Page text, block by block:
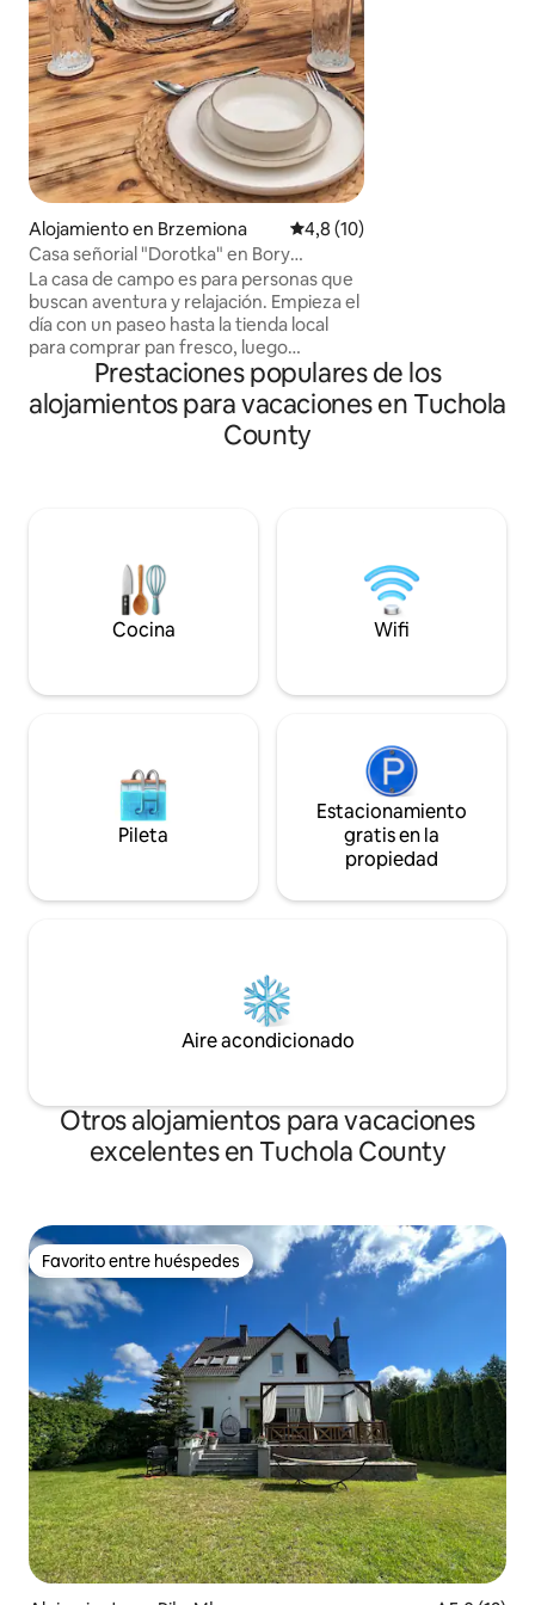
Alojamiento en Brzemiona Calificación promedio: 4,8 de
4,8 (10)
Casa señorial "Dorotka" en Bory
Tucholskie
La casa de campo es para personas que
buscan aventura y relajación. Empieza el
día con un paseo hasta la tienda local
para comprar pan fresco, luego
desayuna en el jardín con fruta del
huerto, balancéate en la hamaca,
escucha a las grullas y observa aves
como el oropéndola. A unos 3 km de la
para cuatro personas; hay un baño con
ducha; para tener agua caliente, es
necesario encender el fuego en la
Prestaciones populares de los
alojamientos para vacaciones en Tuchola
County
Cocina Wifi
Pileta
Estacionamiento
gratis en la
propiedad
Aire acondicionado
Otros alojamientos para vacaciones
excelentes en Tuchola County
Favorito entre huéspedes
Favorito entre huéspedes